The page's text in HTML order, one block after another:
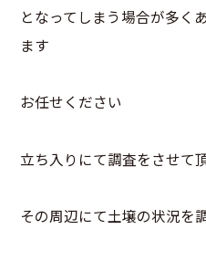
となってしまう場合が多く
ます
お任せください
立ち入りにて調査をさせて
その周辺にて土壌の状況を